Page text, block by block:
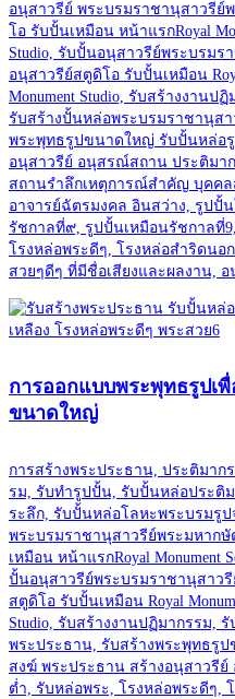
อนุสาวรีย์ พระบรมราชานุสาวรีย์
โอ รับปั้นเหมือน หน้าแรกRoyal
Studio, รับปั้นอนุสาวรีย์พระบรม
อนุสาวรีย์สตูดิโอ รับปั้นเหมือน
Monument Studio, รับสร้างงานป
รับสร้างปั้นหล่อพระบรมราชานุส
พระพุทธรูปขนาดใหญ่ รับปั้นหล่อ
อนุสาวรีย์ อนุสรณ์สถาน ประติม
สถานรำลึกเหตุการณ์สำคัญ บุคค
อาจารย์ฉัตรมงคล อินสว่าง, รูปปั้
รัชกาลที่๙, รูปปั้นเหมือนรัชกาลที่
โรงหล่อพระดีๆ, โรงหล่อสำริดนอ
สวยๆดีๆ ที่มีชื่อเสียงและผลงาน, อ
การออกแบบพระพุทธรูปเ
ขนาดใหญ่
การสร้างพระประธาน, ประติมา
รม, รับทำรูปปั้น, รับปั้นหล่อประติ
ระลึก, รับปั้นหล่อโลหะพระบรมรู
พระบรมราชานุสาวรีย์พระมหาก
เหมือน หน้าแรกRoyal Monument
ปั้นอนุสาวรีย์พระบรมราชานุสาว
สตูดิโอ รับปั้นเหมือน Royal
Studio, รับสร้างงานปฏิมากรรม,
พระประธาน, รับสร้างพระพุทธรู
สงฆ์ พระประธาน สร้างอนุสาวรี
ต่ำ, รับหล่อพระ, โรงหล่อพระดีๆ,